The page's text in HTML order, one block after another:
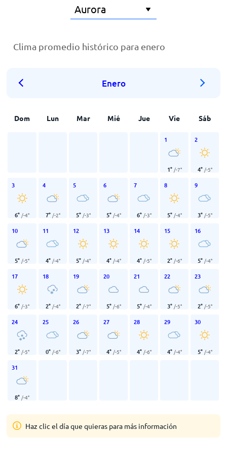
Clima promedio histórico para enero
Enero
Dom Lun Mar Mié Jue Vie Sáb
1
1° /-7°
2
4° /-5°
3
6° /-4°
4
7° /-2°
5
5° /-3°
6
5° /-4°
7
6° /-3°
8
5° /-4°
9
3° /-5°
10
5° /-5°
11
4° /-4°
12
5° /-4°
13
4° /-4°
14
4° /-5°
15
2° /-6°
16
5° /-4°
17
6° /-3°
18
2° /-4°
19
2° /-7°
20
5° /-6°
21
5° /-4°
22
3° /-5°
23
2° /-5°
24
2° /-5°
25
0° /-6°
26
3° /-7°
27
4° /-5°
28
4° /-6°
29
4° /-4°
30
5° /-4°
31
8° /-4°
Haz clic el día que quieras para más información